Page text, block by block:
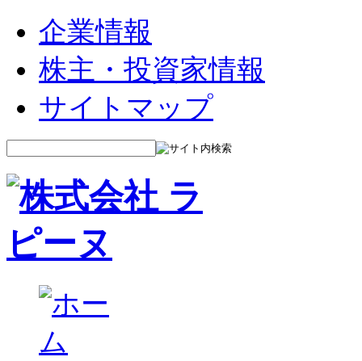
企業情報
株主・投資家情報
サイトマップ